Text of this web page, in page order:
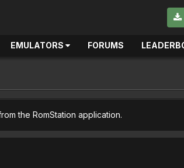
EMULATORS FORUMS
the RomStation application.